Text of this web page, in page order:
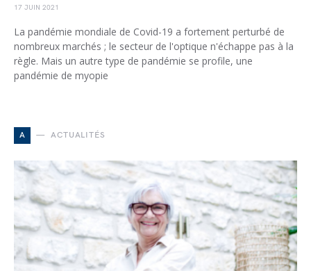
17 JUIN 2021
La pandémie mondiale de Covid-19 a fortement perturbé de
nombreux marchés ; le secteur de l'optique n'échappe pas à la
règle. Mais un autre type de pandémie se profile, une
pandémie de myopie
A ACTUALITÉS